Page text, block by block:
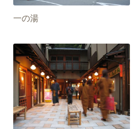
一の湯